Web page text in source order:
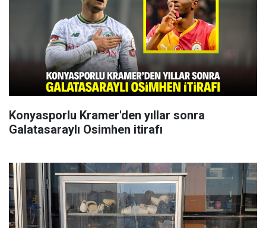
Konyasporlu Kramer'den yıllar sonra
Galatasaraylı Osimhen itirafı